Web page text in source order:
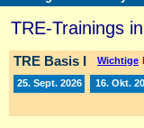
TRE-Trainings
TRE Basis I Wichtige
25. Sept. 2026 16. Okt.